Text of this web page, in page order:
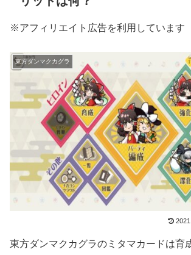
※アフィリエイト広告を利用しています
東方ダンマクカグラ
東方ダンマクカグラのミタマカードは育